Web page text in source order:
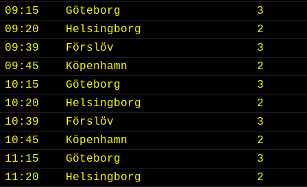
09:15
Göteborg
3
09:20
Helsingborg
2
09:39
Förslöv
3
09:45
Köpenhamn
2
10:15
Göteborg
3
10:20
Helsingborg
2
10:39
Förslöv
3
10:45
Köpenhamn
2
11:15
Göteborg
3
11:20
Helsingborg
2